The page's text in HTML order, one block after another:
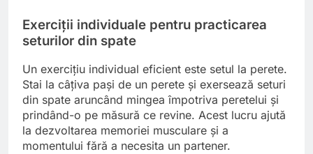
Exerciții individuale pentru practicarea
seturilor din spate
Un exercițiu individual eficient este setul la perete.
Stai la câțiva pași de un perete și exersează seturi
din spate aruncând mingea împotriva peretelui și
prindând-o pe măsură ce revine. Acest lucru ajută
la dezvoltarea memoriei musculare și a
momentului fără a necesita un partener.